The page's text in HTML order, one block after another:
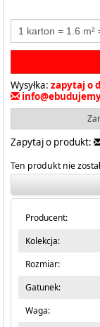
Wysyłka: zapytaj o
Zapytaj o produkt:
Ten produkt nie
Producent:
Kolekcja:
Rozmiar:
Gatunek:
Waga: